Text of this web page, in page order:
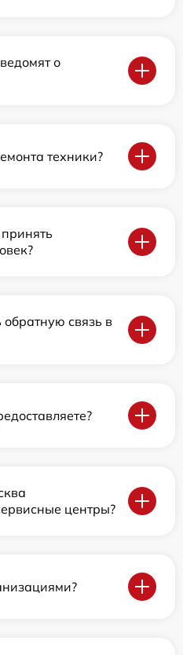
о
техники?
связь в
центры?